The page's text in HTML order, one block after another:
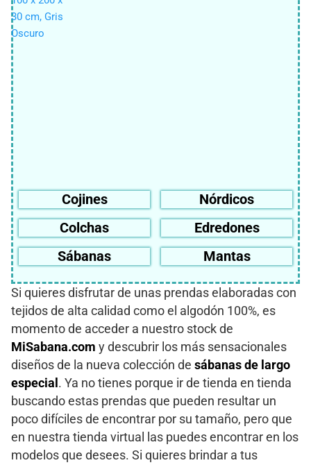
Cojines
Nórdicos
Colchas
Edredones
Sábanas
Mantas
Si quieres disfrutar de unas prendas elaboradas con
tejidos de alta calidad como el algodón 100%, es
momento de acceder a nuestro stock de
MiSabana.com y descubrir los más sensacionales
diseños de la nueva colección de sábanas de largo
especial . Ya no tienes porque ir de tienda en tienda
buscando estas prendas que pueden resultar un
poco difíciles de encontrar por su tamaño, pero que
en nuestra tienda virtual las puedes encontrar en los
modelos que desees. Si quieres brindar a tus